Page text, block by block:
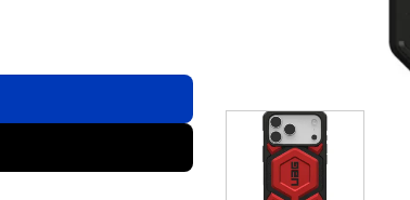
สี Crimson ชิ้น